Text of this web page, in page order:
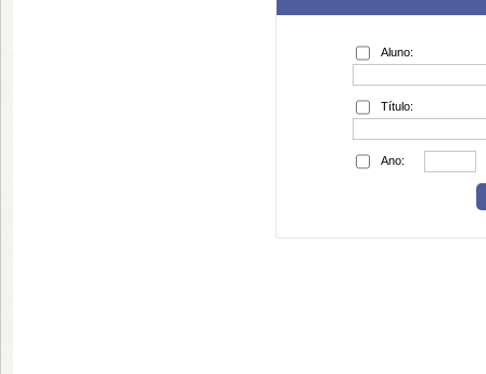
Aluno:
Título:
Ano: